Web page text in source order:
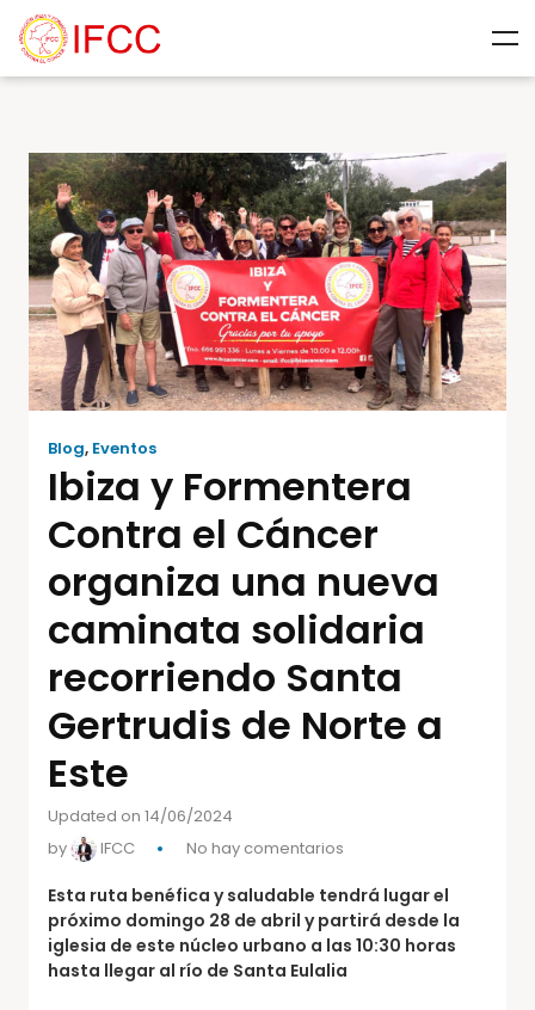
Blog, Eventos
Ibiza y Formentera
Contra el Cáncer
organiza una nueva
caminata solidaria
recorriendo Santa
Gertrudis de Norte a
Este
Updated on 14/06/2024
by
IFCC No hay comentarios
Esta ruta benéfica y saludable tendrá lugar el
próximo domingo 28 de abril y partirá desde la
iglesia de este núcleo urbano a las 10:30 horas
hasta llegar al río de Santa Eulalia